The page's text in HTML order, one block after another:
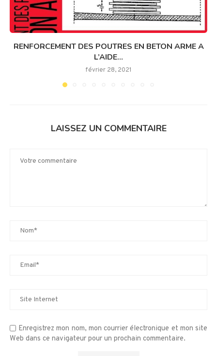
RENFORCEMENT DES POUTRES EN BETON ARME A
L’AIDE...
février 28, 2021
LAISSEZ UN COMMENTAIRE
Enregistrez mon nom, mon courrier électronique et mon site
Web dans ce navigateur pour un prochain commentaire.